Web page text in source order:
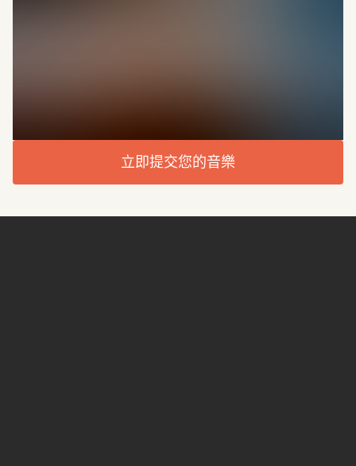
立即提交您的音樂